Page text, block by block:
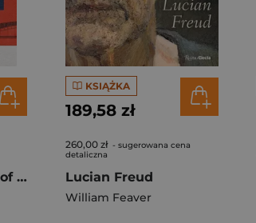
Tbilisi. Crossroads of the Caucasus
KSIĄŻKA
189,58 zł
260,00 zł - sugerowana cena
detaliczna
Lucian Freud
William Feaver